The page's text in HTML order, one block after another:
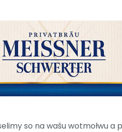
so na wašu wotmołwu a